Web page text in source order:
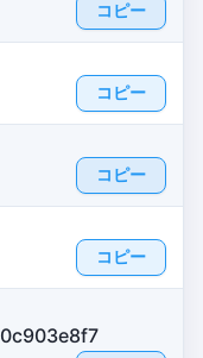
コピー
コピー
コピー
コピー